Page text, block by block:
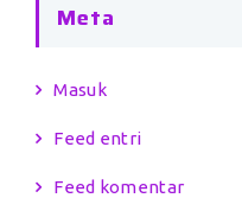
Meta
Masuk
Feed entri
Feed komentar